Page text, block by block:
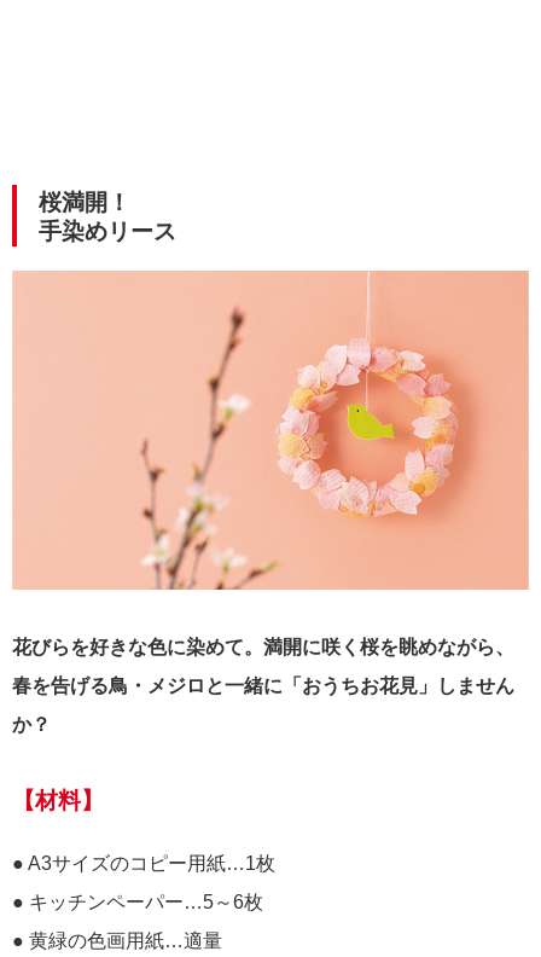
桜満開！
手染めリース
花びらを好きな色に染めて。満開に咲く桜を眺めながら、
春を告げる鳥・メジロと一緒に「おうちお花見」しません
か？
【材料】
● A3サイズのコピー用紙…1枚
● キッチンペーパー…5～6枚
● 黄緑の色画用紙…適量